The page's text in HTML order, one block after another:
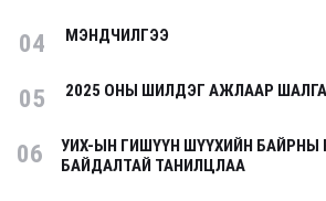
04 МЭНДЧИЛГЭЭ
05 2025 ОНЫ ШИЛДЭГ АЖЛААР
06
УИХ-ЫН ГИШҮҮН ШҮҮХИЙН БАЙРНЫ
БАЙДАЛТАЙ ТАНИЛЦЛАА